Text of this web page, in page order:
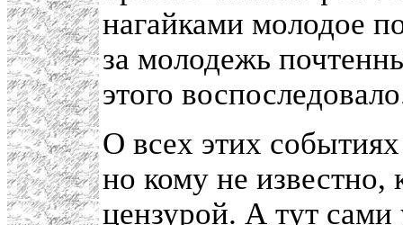
нагайками молодое
за молодежь
этого
О всех этих
но кому не известно,
цензурой. А тут